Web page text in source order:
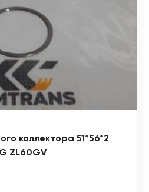
коллектора 51*56*2
ZL60GV